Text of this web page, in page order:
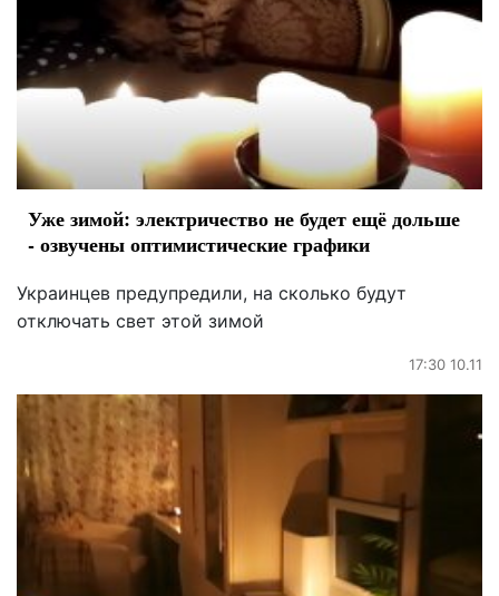
Уже зимой: электричество не будет ещё дольше
- озвучены оптимистические графики
Украинцев предупредили, на сколько будут
отключать свет этой зимой
17:30 10.11